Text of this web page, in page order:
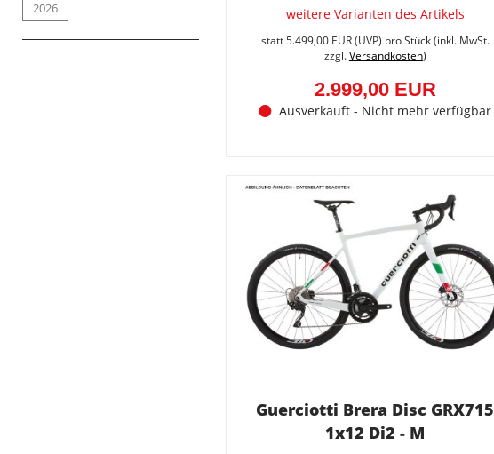
2026 weitere Varianten des Artikels
statt5.499,00 EUR(UVP) pro Stück (inkl. MwSt.
zzgl.Versandkosten)
2.999,00 EUR
Ausverkauft - Nicht mehr verfügbar
Guerciotti Brera Disc GRX715
1x12 Di2 - M